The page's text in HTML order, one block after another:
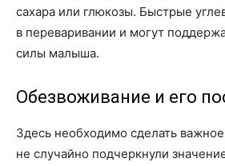
сахара или глюкозы. Быстрые
в переваривании и могут
силы малыша.
Обезвоживание и его
Здесь необходимо сделать
не случайно подчеркнули